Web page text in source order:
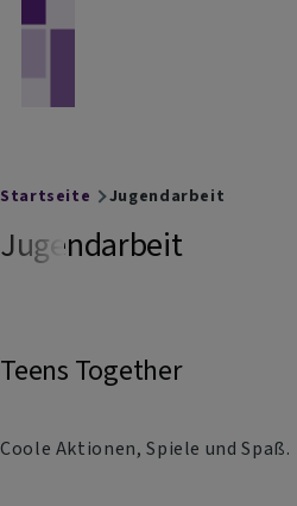
Breadcrumb
Startseite Jugendarbeit
Jugendarbeit
Teens Together
Coole Aktionen, Spiele und Spaß.